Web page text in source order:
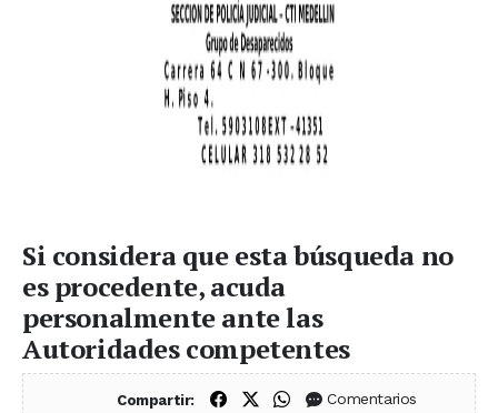
Si considera que esta búsqueda no
es procedente, acuda
personalmente ante las
Autoridades competentes
Compartir: Compartir en Facebook
Compartir en X (Twitter)
Compartir en WhatsApp
Comentarios